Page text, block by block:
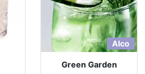
Alco
Green Garden